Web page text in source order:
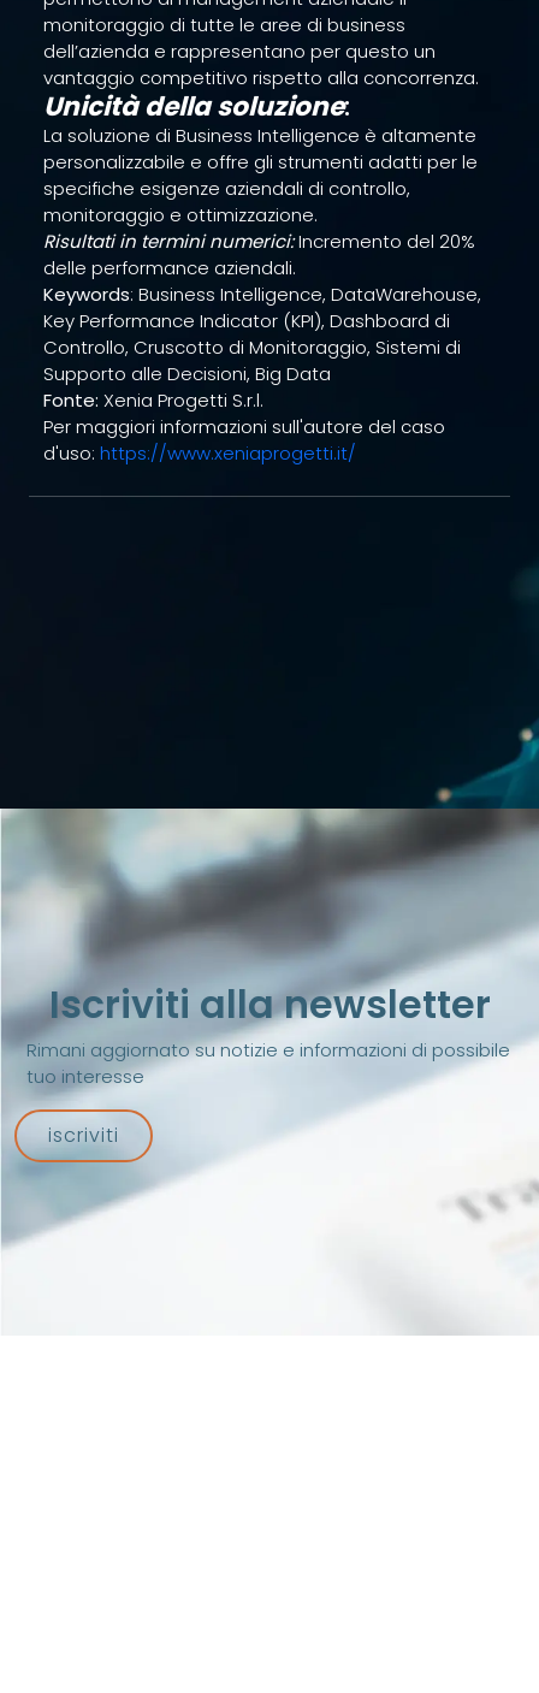
monitoraggio di tutte le aree di business
dell’azienda e rappresentano per questo un
vantaggio competitivo rispetto alla concorrenza.
Unicità della soluzione:
La soluzione di Business Intelligence è altamente
personalizzabile e offre gli strumenti adatti per le
specifiche esigenze aziendali di controllo,
monitoraggio e ottimizzazione.
Risultati in termini numerici:Incremento del 20%
delle performance aziendali.
Keywords: Business Intelligence, DataWarehouse,
Key Performance Indicator (KPI), Dashboard di
Controllo, Cruscotto di Monitoraggio, Sistemi di
Supporto alle Decisioni, Big Data
Fonte: Xenia Progetti S.r.l.
Per maggiori informazioni sull'autore del caso
d'uso: https://www.xeniaprogetti.it/
Iscriviti alla newsletter
Rimani aggiornato su notizie e informazioni di possibile
tuo interesse
iscriviti